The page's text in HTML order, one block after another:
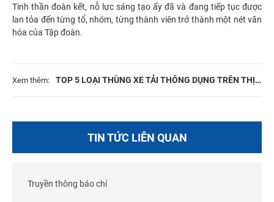
Tinh thần đoàn kết, nỗ lực sáng tạo ấy đã và đang tiếp tục được
lan tỏa đến từng tổ, nhóm, từng thành viên trở thành một nét văn
hóa của Tập đoàn.
Xem thêm: TOP 5 LOẠI THÙNG XE TẢI THÔNG DỤNG TRÊN THỊ
TIN TỨC LIÊN QUAN
Truyền thông báo chí